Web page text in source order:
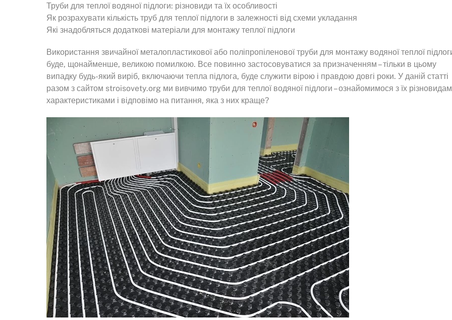
Труби для теплої водяної підлоги: різновиди та їх особливості
Як розрахувати кількість труб для теплої підлоги в залежності від схеми укладання
Які знадобляться додаткові матеріали для монтажу теплої підлоги
Використання звичайної металопластикової або поліпропіленової труби для монтажу водяної теплої
буде, щонайменше, великою помилкою. Все повинно застосовуватися за призначенням – тільки в цьому
випадку будь-який виріб, включаючи тепла підлога, буде служити вірою і правдою довгі роки. У даній статті
разом з сайтом stroisovety.org ми вивчимо труби для теплої водяної підлоги – ознайомимося з їх
характеристиками і відповімо на питання, яка з них краще?